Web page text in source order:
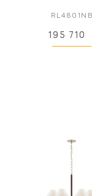
RL4801NB
195 710